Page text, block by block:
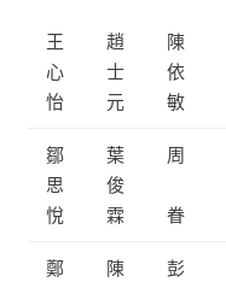
王
心
怡
趙
士
元
陳
依
敏
鄒
思
悅
葉
俊
霖
周
眷
鄭
陳
彭